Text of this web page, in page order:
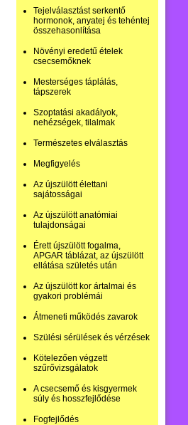
Tejelválasztást serkentő
hormonok, anyatej és tehéntej
összehasonlítása
Növényi eredetű ételek
csecsemőknek
Mesterséges táplálás,
tápszerek
Szoptatási akadályok,
nehézségek, tilalmak
Természetes elválasztás
Megfigyelés
Az újszülött élettani
sajátosságai
Az újszülött anatómiai
tulajdonságai
Érett újszülött fogalma,
APGAR táblázat, az újszülött
ellátása születés után
Az újszülött kor ártalmai és
gyakori problémái
Átmeneti működés zavarok
Szülési sérülések és vérzések
Kötelezően végzett
szűrővizsgálatok
A csecsemő és kisgyermek
súly és hosszfejlődése
Fogfejlődés